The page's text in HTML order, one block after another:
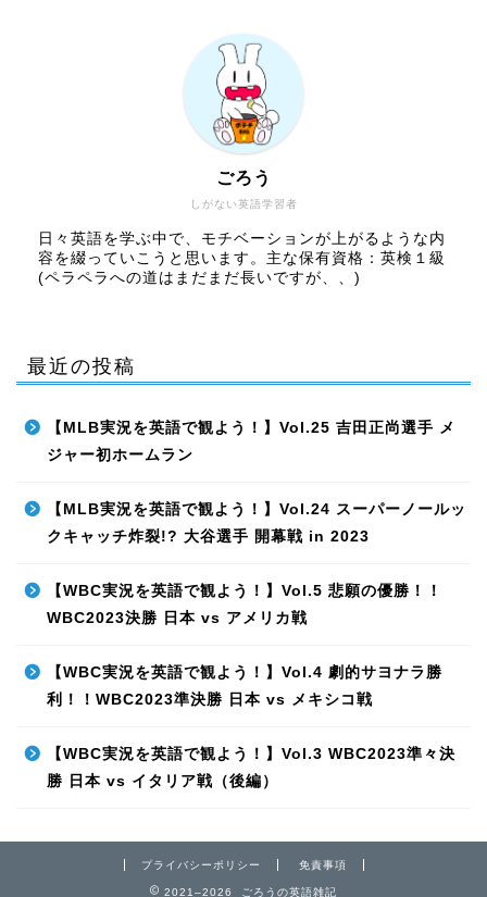
しがない英語学習者
ごろう
日々英語を学ぶ中で、モチベーションが上がるような内
容を綴っていこうと思います。主な保有資格：英検１級
(ペラペラへの道はまだまだ長いですが、、)
最近の投稿
【MLB実況を英語で観よう！】Vol.25 吉田正尚選手 メ
ジャー初ホームラン
【MLB実況を英語で観よう！】Vol.24 スーパーノールッ
クキャッチ炸裂!? 大谷選手 開幕戦 in 2023
【WBC実況を英語で観よう！】Vol.5 悲願の優勝！！
WBC2023決勝 日本 vs アメリカ戦
【WBC実況を英語で観よう！】Vol.4 劇的サヨナラ勝
利！！WBC2023準決勝 日本 vs メキシコ戦
【WBC実況を英語で観よう！】Vol.3 WBC2023準々決
勝 日本 vs イタリア戦（後編）
プライバシーポリシー 免責事項
2021–2026 ごろうの英語雑記